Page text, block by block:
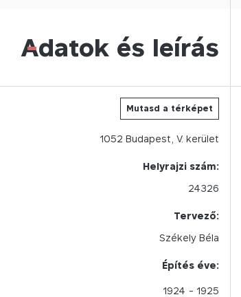
Adatok és leírás
-
Mutasd a térképet
1052 Budapest, V. kerület
Helyrajzi szám:
24326
Tervező:
Székely Béla
Építés éve:
1924 - 1925